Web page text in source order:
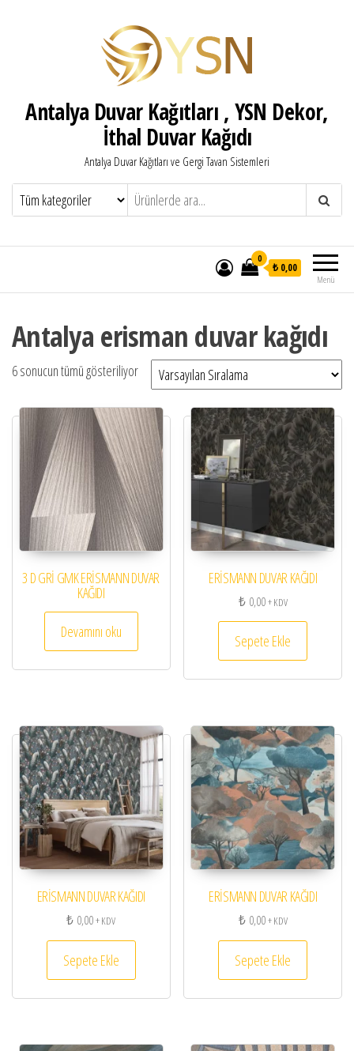
Antalya Duvar Kağıtları , YSN Dekor,
İthal Duvar Kağıdı
Antalya Duvar Kağıtları ve Gergi Tavan Sistemleri
Menü
0
₺ 0,00
Antalya erisman duvar kağıdı
6 sonucun tümü gösteriliyor
3 D GRİ GMK ERİSMANN DUVAR
KAĞIDI
Devamını oku
ERİSMANN DUVAR KAĞIDI
₺0,00+ KDV
Sepete Ekle
ERİSMANN DUVAR KAĞIDI
₺ 0,00+ KDV
Sepete Ekle
ERİSMANN DUVAR KAĞIDI
₺0,00+ KDV
Sepete Ekle